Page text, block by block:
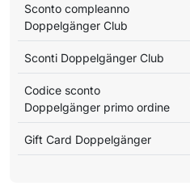
Sconto compleanno
Doppelgänger Club
Sconti Doppelgänger Club
Codice sconto
Doppelgänger primo ordine
Gift Card Doppelgänger